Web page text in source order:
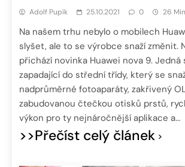
Adolf Pupík 25.10.2021 0 26
Na našem trhu nebylo o mobilech
slyšet, ale to se výrobce snaží změnit.
přichází novinka Huawei nova 9. Jedná
zapadající do střední třídy, který se
nadprůměrné fotoaparáty, zakřivený
zabudovanou čtečkou otisků prstů,
výkon pro ty nejnáročnější aplikace a…
>>Přečíst celý článek